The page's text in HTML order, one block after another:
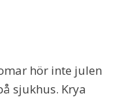
hör inte julen
sjukhus. Krya